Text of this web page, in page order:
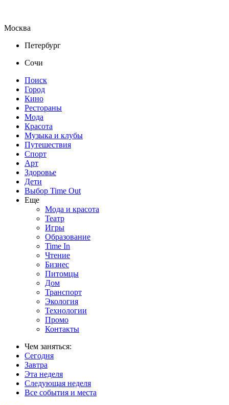
Москва
Петербург
Сочи
Поиск
Город
Кино
Рестораны
Мода
Красота
Музыка и клубы
Путешествия
Спорт
Арт
Здоровье
Дети
Выбор Time Out
Еще
Мода и красота
Театр
Игры
Образование
Time In
Чтение
Бизнес
Питомцы
Дом
Транспорт
Экология
Технологии
Промо
Контакты
Чем заняться:
Сегодня
Завтра
Эта неделя
Следующая неделя
Все события и места